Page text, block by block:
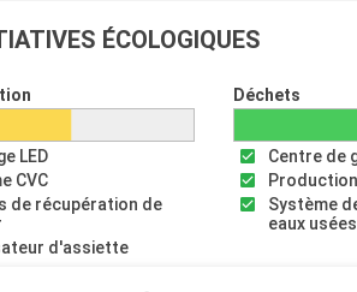
ÉCOLOGIQUES
LED
CVC
de récupération de
d'assiette
Déchets
Centre de
Système
eaux usées